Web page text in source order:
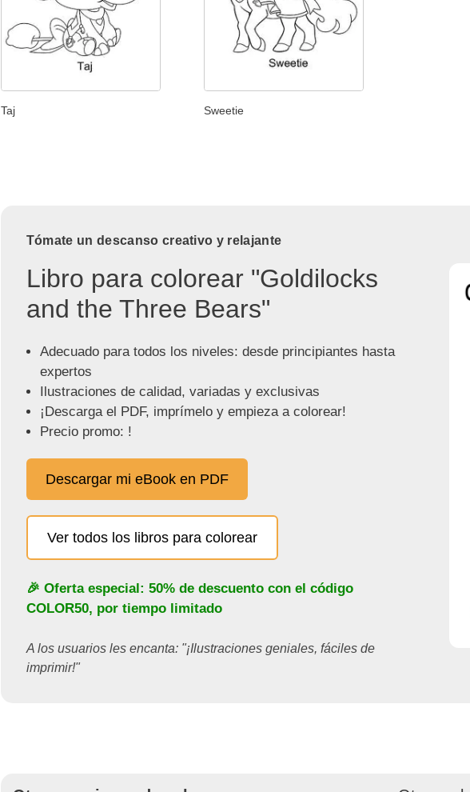
Taj Sweetie
Tómate un descanso creativo y relajante
Libro para colorear "Goldilocks
and the Three Bears"
Adecuado para todos los niveles: desde principiantes hasta
expertos
Ilustraciones de calidad, variadas y exclusivas
¡Descarga el PDF, imprímelo y empieza a colorear!
Precio promo: !
Descargar mi eBook en PDF
Ver todos los libros para colorear
🎉 Oferta especial: 50% de descuento con el código
COLOR50, por tiempo limitado
A los usuarios les encanta: "¡Ilustraciones geniales, fáciles de
imprimir!"